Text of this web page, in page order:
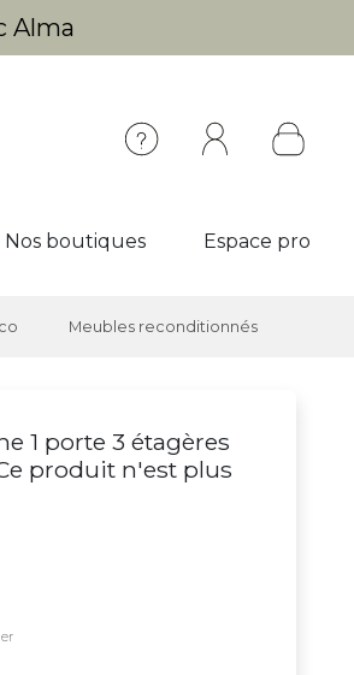
Alma
Nos boutiques Espace pro
Meubles reconditionnés
1 porte 3 étagères
produit n'est plus